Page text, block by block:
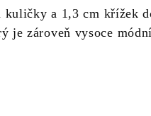
a 1,3 cm křížek
je zároveň vysoce